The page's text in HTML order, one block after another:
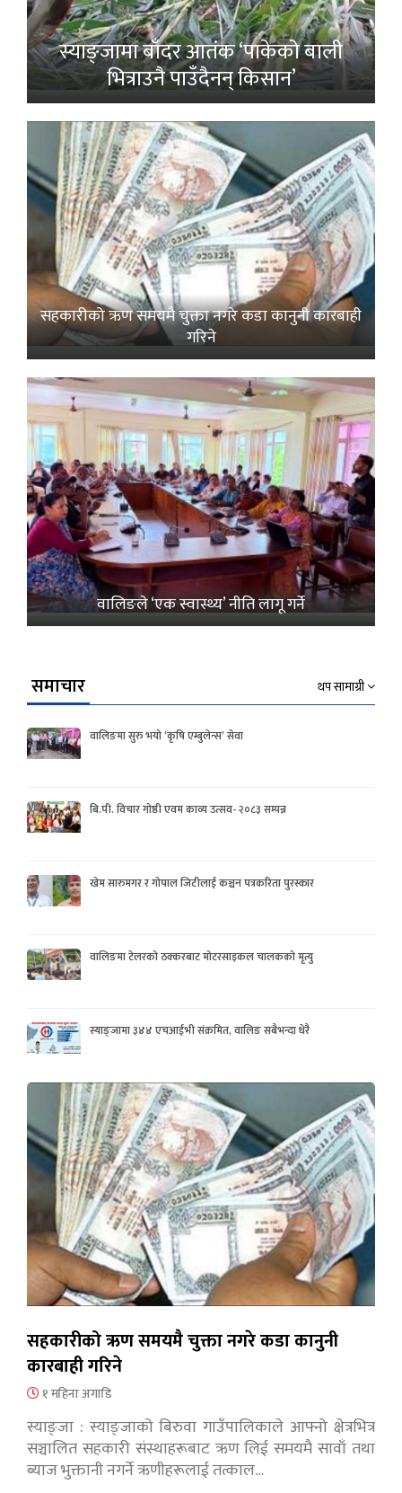
स्याङ्जामा बाँदर आतंक ‘पाकेको बाली
भित्राउनै पाउँदैनन् किसान’
सहकारीको ऋण समयमै चुक्ता नगरे कडा कानुनी कारबाही
गरिने
वालिङले ‘एक स्वास्थ्य’ नीति लागू गर्ने
समाचार थप सामाग्री
वालिङमा सुरु भयो ‘कृषि एम्बुलेन्स’ सेवा
बि.पी. विचार गोष्ठी एवम काव्य उत्सव- २०८३ सम्पन्न
खेम सारुमगर र गोपाल जिटीलाई कञ्चन पत्रकरिता पुरस्कार
वालिङमा टेलरको ठक्करबाट मोटरसाइकल चालकको मृत्यु
स्याङ्जामा ३४४ एचआईभी संक्रमित, वालिङ सबैभन्दा धेरै
सहकारीको ऋण समयमै चुक्ता नगरे कडा कानुनी
कारबाही गरिने
१ महिना अगाडि
स्याङ्जा : स्याङ्जाको बिरुवा गाउँपालिकाले आफ्नो क्षेत्रभित्र
सञ्चालित सहकारी संस्थाहरूबाट ऋण लिई समयमै सावाँ तथा
ब्याज भुक्तानी नगर्ने ऋणीहरूलाई तत्काल…